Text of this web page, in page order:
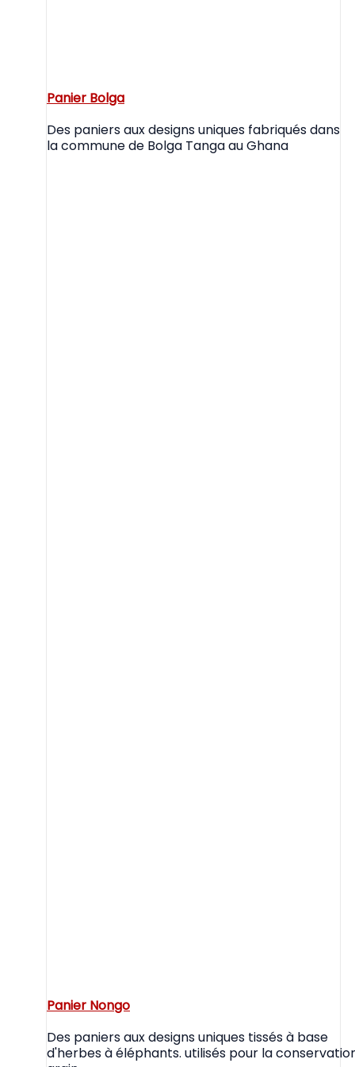
Panier Bolga
Des paniers aux designs uniques fabriqués dans
la commune de Bolga Tanga au Ghana
Panier Nongo
Des paniers aux designs uniques tissés à base
d'herbes à éléphants. utilisés pour la